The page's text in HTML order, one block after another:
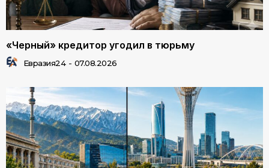
«Черный» кредитор угодил в тюрьму
Евразия24 - 07.08.2026